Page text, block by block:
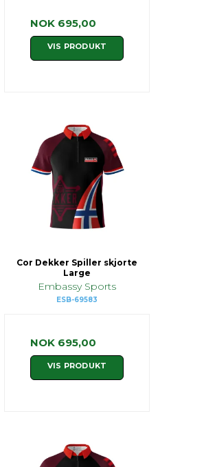
NOK 695,00
VIS PRODUKT
Cor Dekker Spiller skjorte
Large
Embassy Sports
ESB-69583
NOK 695,00
VIS PRODUKT